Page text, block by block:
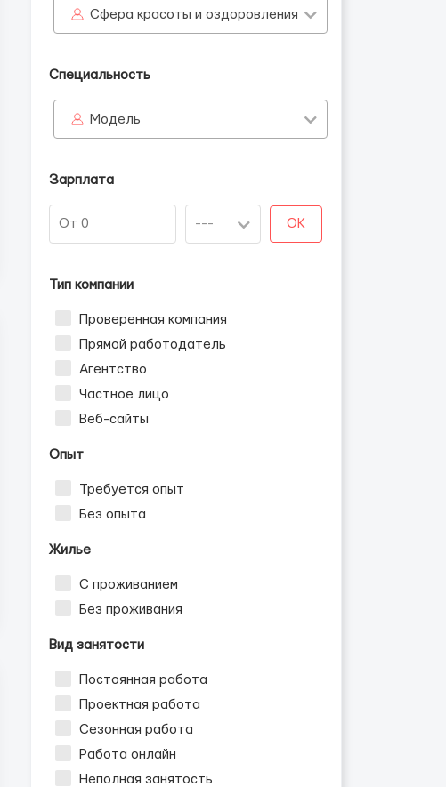
Сфера красоты и оздоровления
Специальность
Модель
Зарплата
OK
Тип компании
Проверенная компания
Прямой работодатель
Агентство
Частное лицо
Веб-сайты
Опыт
Требуется опыт
Без опыта
Жилье
С проживанием
Без проживания
Вид занятости
Постоянная работа
Проектная работа
Сезонная работа
Работа онлайн
Неполная занятость